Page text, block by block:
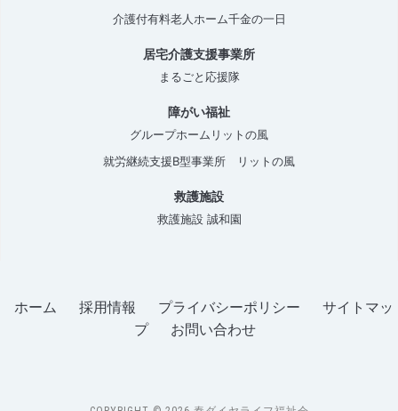
介護付有料老人ホーム千金の一日
居宅介護支援事業所
まるごと応援隊
障がい福祉
グループホームリットの風
就労継続支援B型事業所 リットの風
救護施設
救護施設 誠和園
ホーム 採用情報 プライバシーポリシー
サイトマッ
プ
お問い合わせ